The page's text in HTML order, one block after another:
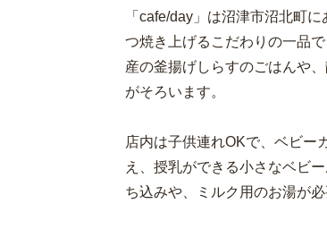
「cafe/day」は沼津市沼北町
つ焼き上げるこだわりの一品
産の釜揚げしらすのごはんや
がそろいます。
店内は子供連れOKで、ベビー
え、授乳ができる小さなベビ
ち込みや、ミルク用のお湯が